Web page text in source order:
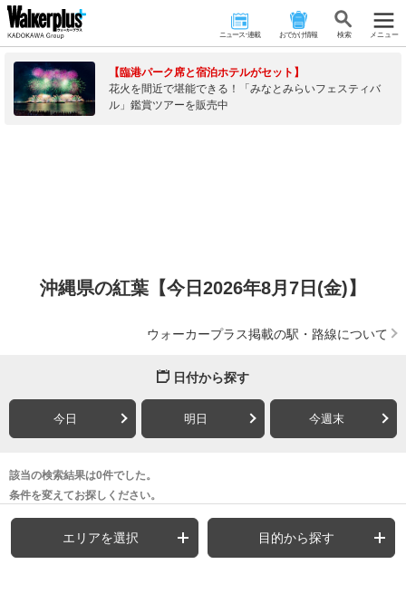
ニュース･連載 おでかけ情報 検 索 メニュー
【臨港パーク席と宿泊ホテルがセット】
花火を間近で堪能できる！「みなとみらいフェスティバ
ル」鑑賞ツアーを販売中
沖縄県の紅葉【今日2026年8月7日(金)】
ウォーカープラス掲載の駅・路線について
日付から探す
今日 明日 今週末
該当の検索結果は0件でした。
条件を変えてお探しください。
エリアを選択 目的から探す